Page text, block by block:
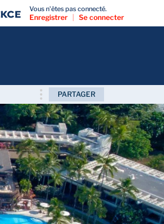
PARTAGER
Vous n'êtes pas connecté.
Enregistrer Se connecter